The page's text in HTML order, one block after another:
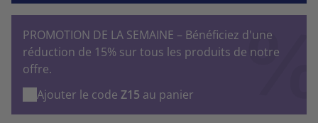
PROMOTION DE LA SEMAINE – Bénéficiez d'une
réduction de 15% sur tous les produits de notre
offre.
Ajouter le code Z15 au panier